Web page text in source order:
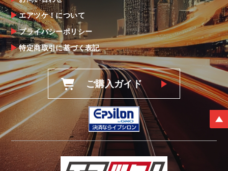
エアツケ！について
プライバシーポリシー
特定商取引に基づく表記
ご購入ガイド